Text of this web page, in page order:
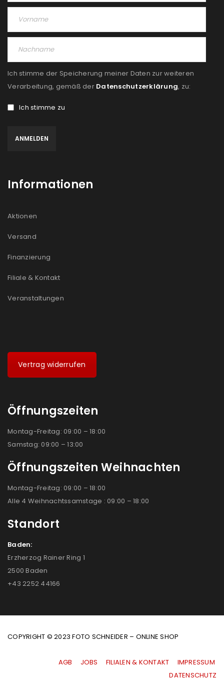
Ich stimme der Speicherung meiner Daten zur weiteren
Verarbeitung, gemäß der Datenschutzerklärung, zu:
Ich stimme zu
Informationen
Aktionen
Versand
Finanzierung
Filiale & Kontakt
Veranstaltungen
Vertrag widerrufen
Öffnungszeiten
Montag-Freitag: 09:00 – 18:00
Samstag: 09:00 – 13:00
Öffnungszeiten Weihnachten
Montag-Freitag: 09:00 – 18:00
Alle 4 Weihnachtssamstage : 09:00 – 18:00
Standort
Baden:
Erzherzog Rainer Ring 1
2500 Baden
+43 2252 44166
COPYRIGHT © 2023 FOTO SCHNEIDER – ONLINE SHOP
AGB JOBS FILIALEN & KONTAKT
IMPRESSUM
|DATENSCHUTZ